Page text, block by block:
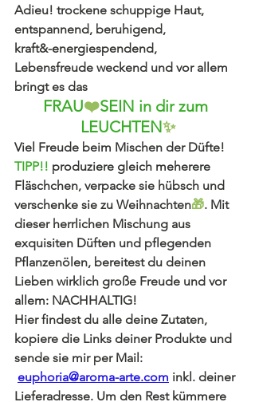
Adieu! trockene schuppige Haut,
entspannend, beruhigend,
kraft&-energiespendend,
Lebensfreude weckend und vor allem
bringt es das
FRAU❤️SEIN in dir zum
LEUCHTEN✨
Viel Freude beim Mischen der Düfte!
TIPP!! produziere gleich meherere
Fläschchen, verpacke sie hübsch und
verschenke sie zu Weihnachten🎁. Mit
dieser herrlichen Mischung aus
exquisiten Düften und pflegenden
Pflanzenölen, bereitest du deinen
Lieben wirklich große Freude und vor
allem: NACHHALTIG!
Hier findest du alle deine Zutaten,
kopiere die Links deiner Produkte und
sende sie mir per Mail:
euphoria@aroma-arte.com inkl. deiner
Lieferadresse. Um den Rest kümmere